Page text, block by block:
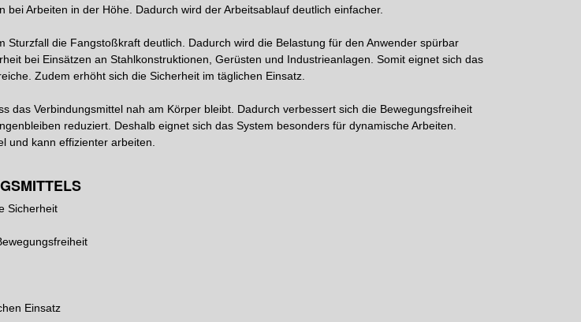
bei Arbeiten in der Höhe. Dadurch wird der Arbeitsablauf deutlich einfacher.
Sturzfall die Fangstoßkraft deutlich. Dadurch wird die Belastung für den Anwender spürbar
bei Einsätzen an Stahlkonstruktionen, Gerüsten und Industrieanlagen. Somit eignet sich das
Zudem erhöht sich die Sicherheit im täglichen Einsatz.
das Verbindungsmittel nah am Körper bleibt. Dadurch verbessert sich die Bewegungsfreiheit
reduziert. Deshalb eignet sich das System besonders für dynamische Arbeiten.
und kann effizienter arbeiten.
Sicherheit
Einsatz